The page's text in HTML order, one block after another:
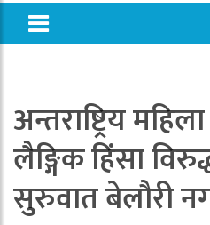
अन्तराष्ट्रिय
लैङ्गिक हिंसा
सुरुवात बेलौरी